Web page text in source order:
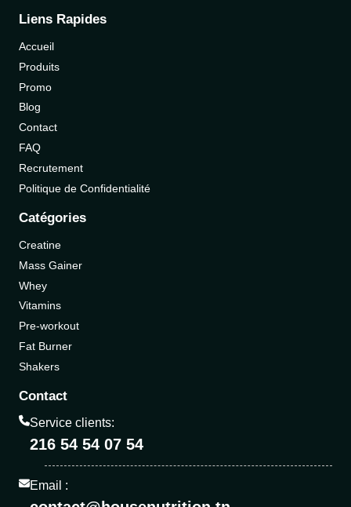
Liens Rapides
Accueil
Produits
Promo
Blog
Contact
FAQ
Recrutement
Politique de Confidentialité
Catégories
Creatine
Mass Gainer
Whey
Vitamins
Pre-workout
Fat Burner
Shakers
Contact
Service clients:
216 54 54 07 54
Email :